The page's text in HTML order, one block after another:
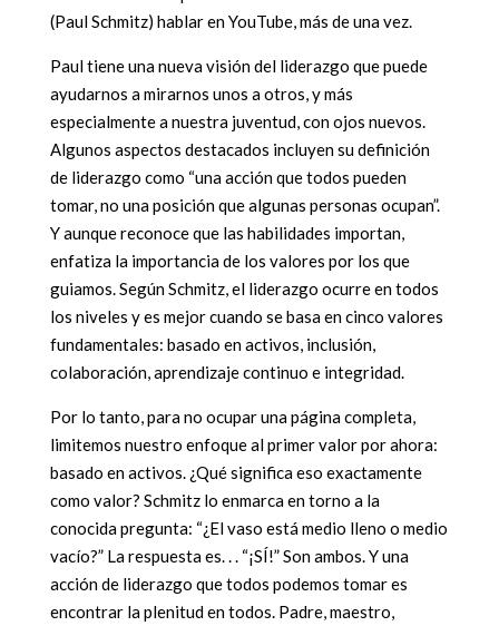
(Paul Schmitz) hablar en YouTube, más de una vez.
Paul tiene una nueva visión del liderazgo que puede
ayudarnos a mirarnos unos a otros, y más
especialmente a nuestra juventud, con ojos nuevos.
Algunos aspectos destacados incluyen su definición
de liderazgo como “una acción que todos pueden
tomar, no una posición que algunas personas ocupan”.
Y aunque reconoce que las habilidades importan,
enfatiza la importancia de los valores por los que
guiamos. Según Schmitz, el liderazgo ocurre en todos
los niveles y es mejor cuando se basa en cinco valores
fundamentales: basado en activos, inclusión,
colaboración, aprendizaje continuo e integridad.
Por lo tanto, para no ocupar una página completa,
limitemos nuestro enfoque al primer valor por ahora:
basado en activos. ¿Qué significa eso exactamente
como valor? Schmitz lo enmarca en torno a la
conocida pregunta: “¿El vaso está medio lleno o medio
vacío?” La respuesta es. . . “¡SÍ!” Son ambos. Y una
acción de liderazgo que todos podemos tomar es
encontrar la plenitud en todos. Padre, maestro,